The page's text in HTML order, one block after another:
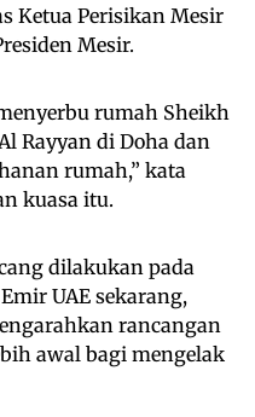
Ketua Perisikan Mesir
Mesir.
rumah Sheikh
Rayyan di Doha dan
rumah,” kata
kuasa itu.
dilakukan pada
UAE sekarang,
rancangan
awal bagi mengelak